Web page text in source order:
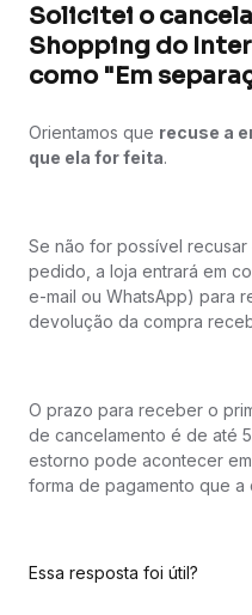
Solicitei o
Shopping do
como "Em
Orientamos que recuse a
que ela for feita.
Se não for possível
pedido, a loja entrará em
e-mail ou WhatsApp) para
devolução da compra
O prazo para receber o
de cancelamento é de até
estorno pode acontecer
forma de pagamento que a
Essa resposta foi útil?